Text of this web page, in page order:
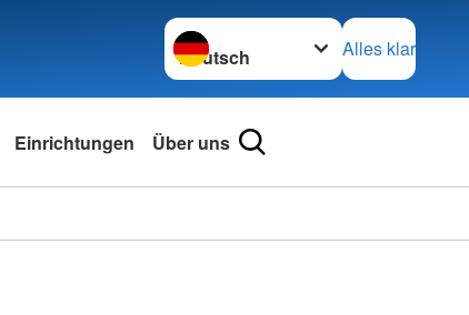
Sprache wechseln zu
Alles klar
Einrichtungen Über uns